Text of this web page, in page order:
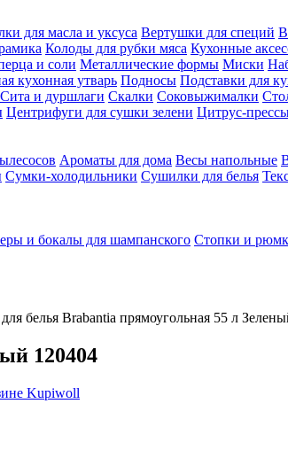
для масла и уксуса Вертушки для специй
Колоды для рубки мяса Кухонные
и соли Металлические формы Миски
кухонная утварь Подносы Подставки для
Сита и дуршлаги Скалки Соковыжималки
Центрифуги для сушки зелени Цитрус-
Ароматы для дома Весы напольные
Сумки-холодильники Сушилки для белья
и бокалы для шампанского Стопки и
белья Brabantia прямоугольная 55 л
120404